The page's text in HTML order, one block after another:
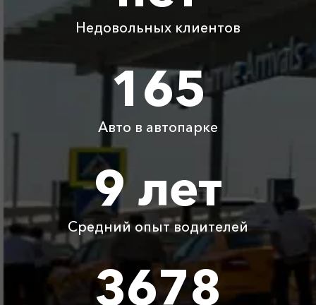
490 ₽
автокресло
Бесплатно Бесплатно Бесплатно
Бесплатно Бесплатно
3800 ₽ 4700 ₽ 6300 ₽
Недовольных клиентов
165
Авто в автопарке
9 лет
Средний опыт водителей
3678